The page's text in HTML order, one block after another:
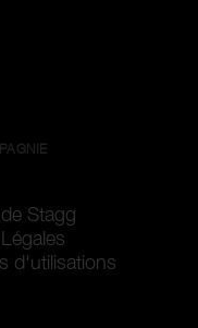
Stagg
d'utilisations